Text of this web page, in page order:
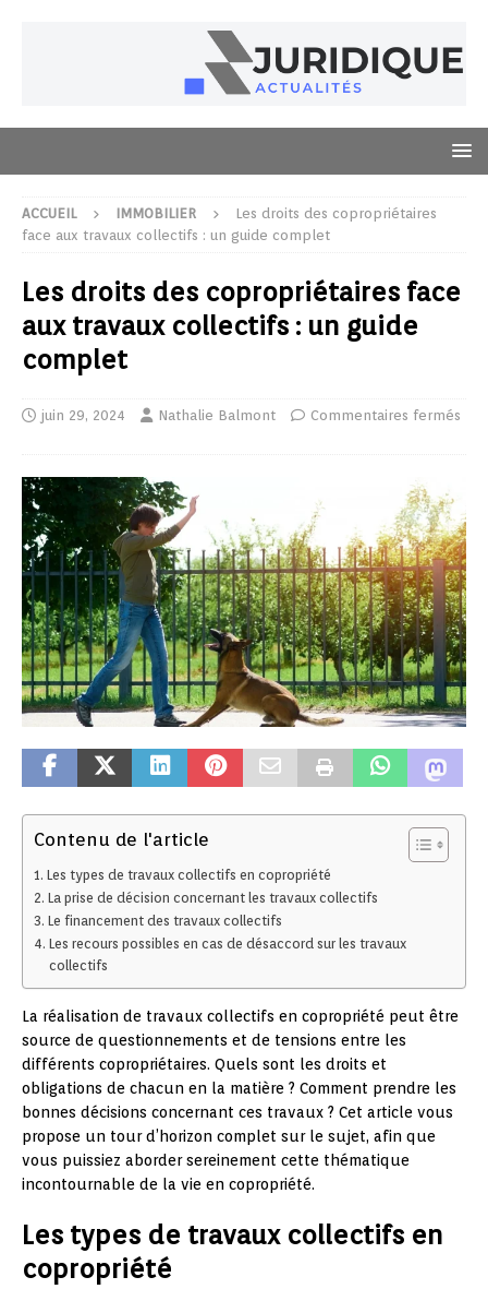
ACCUEIL IMMOBILIER
Les droits des copropriétaires
face aux travaux collectifs : un guide complet
Les droits des copropriétaires face
aux travaux collectifs : un guide
complet
juin 29, 2024 Nathalie Balmont Commentaires fermés
Contenu de l'article
Les types de travaux collectifs en copropriété
La prise de décision concernant les travaux collectifs
Le financement des travaux collectifs
Les recours possibles en cas de désaccord sur les travaux
collectifs
La réalisation de travaux collectifs en copropriété peut être
source de questionnements et de tensions entre les
différents copropriétaires. Quels sont les droits et
obligations de chacun en la matière ? Comment prendre les
bonnes décisions concernant ces travaux ? Cet article vous
propose un tour d’horizon complet sur le sujet, afin que
vous puissiez aborder sereinement cette thématique
incontournable de la vie en copropriété.
Les types de travaux collectifs en
copropriété